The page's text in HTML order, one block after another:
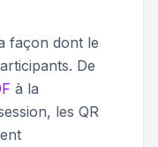
façon dont le
De
à la
les QR